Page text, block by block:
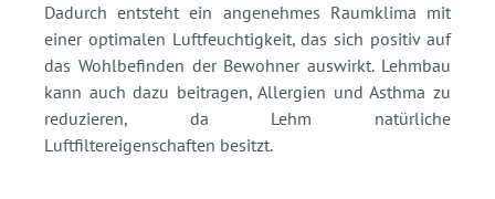
Dadurch entsteht ein angenehmes Raumklima mit
einer optimalen Luftfeuchtigkeit, das sich positiv auf
das Wohlbefinden der Bewohner auswirkt. Lehmbau
kann auch dazu beitragen, Allergien und Asthma zu
reduzieren, da Lehm natürliche
Luftfiltereigenschaften besitzt.